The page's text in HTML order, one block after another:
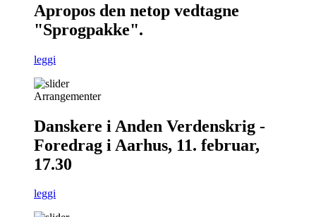
Apropos den netop vedtagne
"Sprogpakke".
leggi
Arrangementer
Danskere i Anden Verdenskrig -
Foredrag i Aarhus, 11. februar,
17.30
leggi